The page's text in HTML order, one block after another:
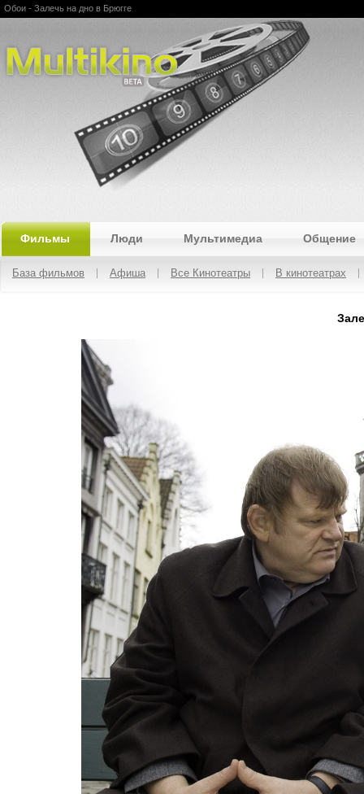
Multikino
Обои - Залечь на дно в Брюгге
Фильмы Люди Мультимедиа Общение
База фильмов Афиша Все Кинотеатры В кинотеатрах